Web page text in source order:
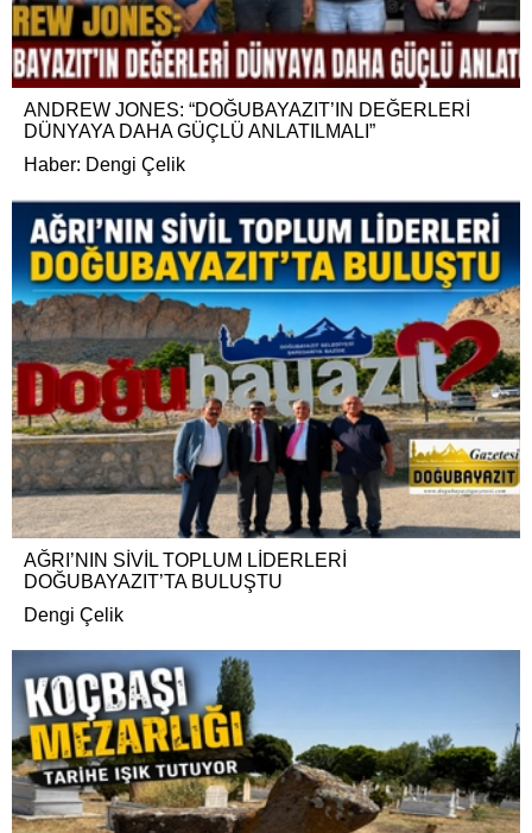
ANDREW JONES: “DOĞUBAYAZIT’IN DEĞERLERİ
DÜNYAYA DAHA GÜÇLÜ ANLATILMALI”
Haber: Dengi Çelik
AĞRI’NIN SİVİL TOPLUM LİDERLERİ
DOĞUBAYAZIT’TA BULUŞTU
Dengi Çelik